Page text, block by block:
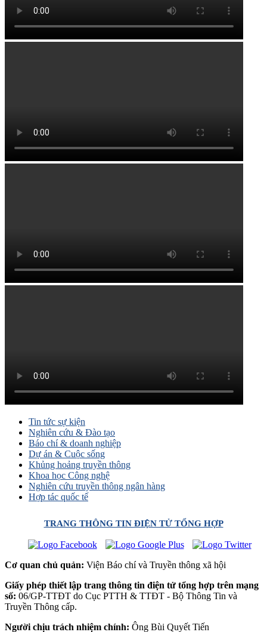
Tin tức sự kiện
Nghiên cứu & Đào tạo
Báo chí & doanh nghiệp
Dự án & Cuộc sống
Khủng hoảng truyền thông
Khoa học Công nghệ
Nghiên cứu truyền thông ngân hàng
Hợp tác quốc tế
TRANG THÔNG TIN ĐIỆN TỬ TỔNG HỢP
Cơ quan chủ quản: Viện Báo chí và Truyền thông xã hội
Giấy phép thiết lập trang thông tin điện tử tổng hợp trên mạng
số: 06/GP-TTĐT do Cục PTTH & TTĐT - Bộ Thông Tin và
Truyền Thông cấp.
Người chịu trách nhiệm chính: Ông Bùi Quyết Tiến